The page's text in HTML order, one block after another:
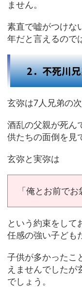
ません。
素直で嘘がつけな
年だと言えるので
2．不死川
玄弥は7人兄弟の
酒乱の父親が死ん
供たちの面倒を見
玄弥と実弥は
「俺とお前で
という約束をして
任感の強い子ども
子供が多かったこ
えませんでしたが
でしょう。